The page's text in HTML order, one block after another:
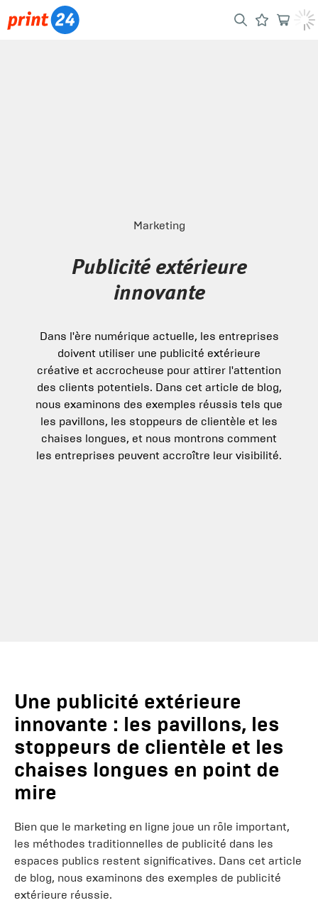
Marketing
Publicité extérieure
innovante
Dans l'ère numérique actuelle, les entreprises
doivent utiliser une publicité extérieure
créative et accrocheuse pour attirer l'attention
des clients potentiels. Dans cet article de blog,
nous examinons des exemples réussis tels que
les pavillons, les stoppeurs de clientèle et les
chaises longues, et nous montrons comment
les entreprises peuvent accroître leur visibilité.
Une publicité extérieure
innovante : les pavillons, les
stoppeurs de clientèle et les
chaises longues en point de
mire
Bien que le marketing en ligne joue un rôle important,
les méthodes traditionnelles de publicité dans les
espaces publics restent significatives. Dans cet article
de blog, nous examinons des exemples de publicité
extérieure réussie.